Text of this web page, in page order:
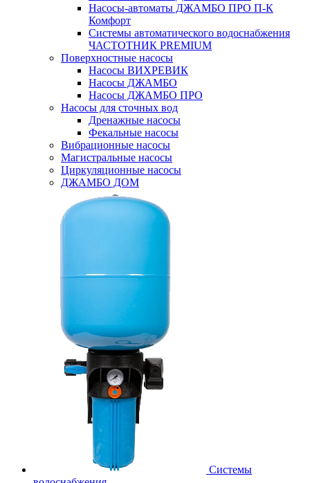
Насосы-автоматы ДЖАМБО ПРО П-К
Комфорт
Системы автоматического водоснабжения
ЧАСТОТНИК PREMIUM
Поверхностные насосы
Насосы ВИХРЕВИК
Насосы ДЖАМБО
Насосы ДЖАМБО ПРО
Насосы для сточных вод
Дренажные насосы
Фекальные насосы
Вибрационные насосы
Магистральные насосы
Циркуляционные насосы
ДЖАМБО ДОМ
Системы